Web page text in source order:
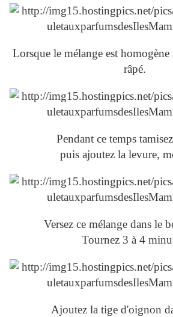
Lorsque le mélange est
râpé.
Pendant ce temps
puis ajoutez la levure,
Versez ce mélange dans le
Tournez 3 à 4
Ajoutez la tige d'oignon